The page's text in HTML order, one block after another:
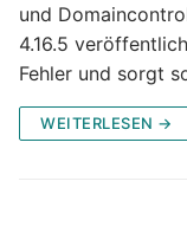
und
4.16.5
Fehler und sorgt
WEITERLESEN →